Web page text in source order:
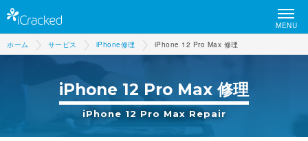
MENU
ホーム サービス iPhone修理 iPhone 12 Pro Max 修理
iPhone 12 Pro Max 修理
iPhone 12 Pro Max Repair